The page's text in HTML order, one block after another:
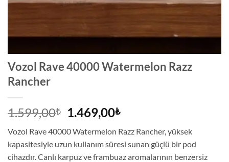
Vozol Rave 40000 Watermelon Razz
Rancher
1.599,00₺
Orijinal
1.599,00₺.
1.469,00₺Şu
fiyat:
1.469,00₺.
Vozol Rave 40000 Watermelon Razz Rancher, yüksek
kapasitesiyle uzun kullanım süresi sunan güçlü bir pod
cihazdır. Canlı karpuz ve frambuaz aromalarının benzersiz